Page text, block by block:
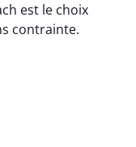
est le choix
contrainte.